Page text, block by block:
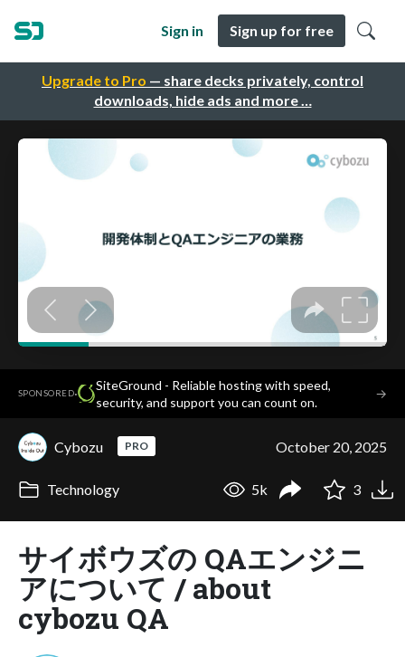
Upgrade to Pro — share decks privately, control
downloads, hide ads and more …
Sign in Sign up for free
SPONSORED·
SiteGround - Reliable hosting with speed,
security, and support you can count on.
→
Cybozu PRO October 20, 2025
Technology 5k 3
サイボウズの QAエンジニ
アについて / about
cybozu QA